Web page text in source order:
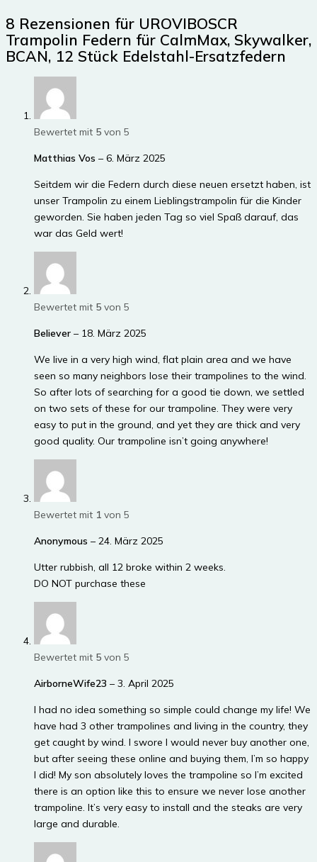
8 Rezensionen für UROVIBOSCR
Trampolin Federn für CalmMax, Skywalker,
BCAN, 12 Stück Edelstahl-Ersatzfedern
Bewertet mit 5 von 5
Matthias Vos – 6. März 2025
Seitdem wir die Federn durch diese neuen ersetzt haben, ist
unser Trampolin zu einem Lieblingstrampolin für die Kinder
geworden. Sie haben jeden Tag so viel Spaß darauf, das
war das Geld wert!
Bewertet mit 5 von 5
Believer – 18. März 2025
We live in a very high wind, flat plain area and we have
seen so many neighbors lose their trampolines to the wind.
So after lots of searching for a good tie down, we settled
on two sets of these for our trampoline. They were very
easy to put in the ground, and yet they are thick and very
good quality. Our trampoline isn’t going anywhere!
Bewertet mit 1 von 5
Anonymous – 24. März 2025
Utter rubbish, all 12 broke within 2 weeks.
DO NOT purchase these
Bewertet mit 5 von 5
AirborneWife23 – 3. April 2025
I had no idea something so simple could change my life! We
have had 3 other trampolines and living in the country, they
get caught by wind. I swore I would never buy another one,
but after seeing these online and buying them, I’m so happy
I did! My son absolutely loves the trampoline so I’m excited
there is an option like this to ensure we never lose another
trampoline. It’s very easy to install and the steaks are very
large and durable.